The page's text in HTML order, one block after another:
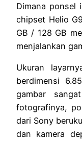
Dimana ponsel
chipset Helio
GB / 128 GB
menjalankan
Ukuran
berdimensi
gambar
fotografinya,
dari Sony
dan kamera